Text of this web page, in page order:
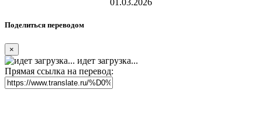
01.03.2026
Поделиться переводом
×
идет загрузка...
Прямая ссылка на перевод: